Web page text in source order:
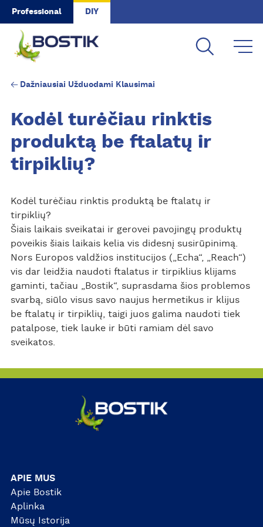
Skip to main content
Professional DIY
Dažniausiai Užduodami Klausimai
Kodėl turėčiau rinktis
produktą be ftalatų ir
tirpiklių?
Kodėl turėčiau rinktis produktą be ftalatų ir
tirpiklių?
Šiais laikais sveikatai ir gerovei pavojingų produktų
poveikis šiais laikais kelia vis didesnį susirūpinimą.
Nors Europos valdžios institucijos („Echa“, „Reach“)
vis dar leidžia naudoti ftalatus ir tirpiklius klijams
gaminti, tačiau „Bostik“, suprasdama šios problemos
svarbą, siūlo visus savo naujus hermetikus ir klijus
be ftalatų ir tirpiklių, taigi juos galima naudoti tiek
patalpose, tiek lauke ir būti ramiam dėl savo
sveikatos.
APIE MUS
Apie Bostik
Aplinka
Mūsų Istorija